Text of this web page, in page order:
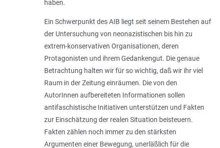
haben.
Ein Schwerpunkt des AIB liegt seit seinem Bestehen auf
der Untersuchung von neonazistischen bis hin zu
extrem-konservativen Organisationen, deren
Protagonisten und ihrem Gedankengut. Die genaue
Betrachtung halten wir für so wichtig, daß wir ihr viel
Raum in der Zeitung einräumen. Die von den
AutorInnen aufbereiteten Informationen sollen
antifaschistische Initiativen unterstützen und Fakten
zur Einschätzung der realen Situation beisteuern.
Fakten zählen noch immer zu den stärksten
Argumenten einer Bewegung, unerläßlich für die